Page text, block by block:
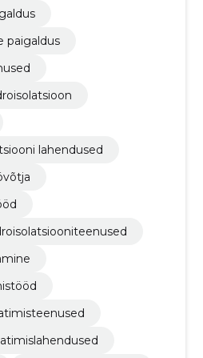
paigaldus
lahendused